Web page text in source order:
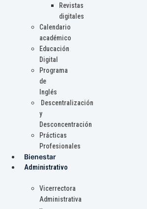
Revistas
digitales
Calendario
académico
Educación
Digital
Programa
de
Inglés
Descentralización
y
Desconcentración
Prácticas
Profesionales
Bienestar
Administrativo
Vicerrectora
Administrativa